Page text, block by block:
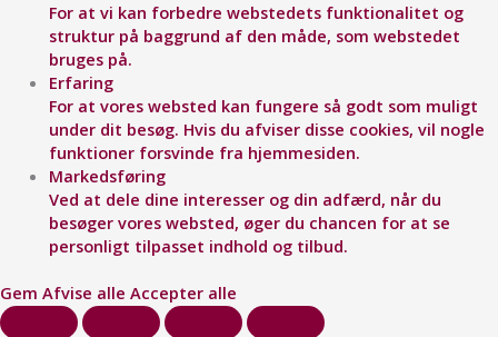
For at vi kan forbedre webstedets funktionalitet og
struktur på baggrund af den måde, som webstedet
bruges på.
Erfaring
For at vores websted kan fungere så godt som muligt
under dit besøg. Hvis du afviser disse cookies, vil nogle
funktioner forsvinde fra hjemmesiden.
Markedsføring
Ved at dele dine interesser og din adfærd, når du
besøger vores websted, øger du chancen for at se
personligt tilpasset indhold og tilbud.
Gem Afvise alle Accepter alle